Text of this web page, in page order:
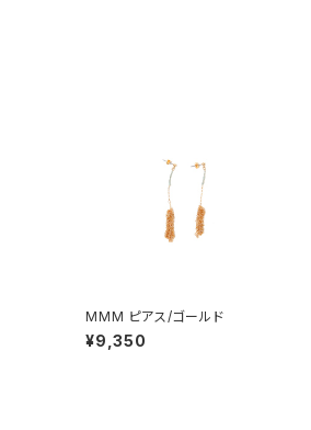
MMM ピアス/ゴールド
¥9,350